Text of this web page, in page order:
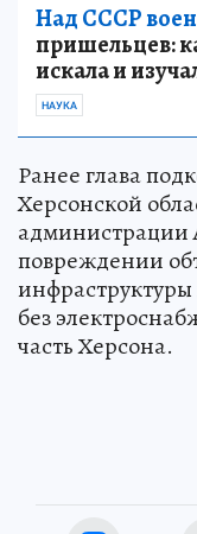
Над СССР
пришельцев:
искала и
НАУКА
Ранее глава
Херсонской
администрации
повреждении
без
часть Херсона.